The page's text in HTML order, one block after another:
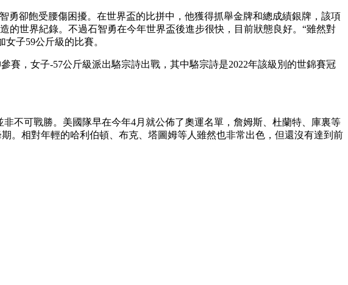
攻略 海洋 時尚 天氣 才藝 網展 央央好物
勇卻飽受腰傷困擾。在世界盃的比拼中，他獲得抓舉金牌和總成績銀牌，該項
的世界紀錄。不過石智勇在今年世界盃後進步很快，目前狀態良好。“雖然對
子59公斤級的比賽。
賽，女子-57公斤級派出駱宗詩出戰，其中駱宗詩是2022年該級別的世錦賽冠
不可戰勝。美國隊早在今年4月就公佈了奧運名單，詹姆斯、杜蘭特、庫裏等
。相對年輕的哈利伯頓、布克、塔圖姆等人雖然也非常出色，但還沒有達到前